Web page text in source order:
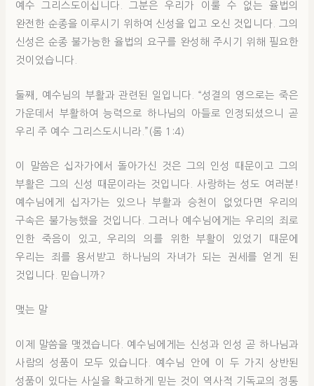
예수 그리스도이십니다. 그분은 우리가 이룰 수 없는 율법의
완전한 순종을 이루시기 위하여 신성을 입고 오신 것입니다. 그의
신성은 순종 불가능한 율법의 요구를 완성해 주시기 위해 필요한
것이었습니다.
둘째, 예수님의 부활과 관련된 일입니다. “성결의 영으로는 죽은
가운데서 부활하여 능력으로 하나님의 아들로 인정되셨으니 곧
우리 주 예수 그리스도시니라.”(롬 1:4)
이 말씀은 십자가에서 돌아가신 것은 그의 인성 때문이고 그의
부활은 그의 신성 때문이라는 것입니다. 사랑하는 성도 여러분!
예수님에게 십자가는 있으나 부활과 승천이 없었다면 우리의
구속은 불가능했을 것입니다. 그러나 예수님에게는 우리의 죄로
인한 죽음이 있고, 우리의 의를 위한 부활이 있었기 때문에
우리는 죄를 용서받고 하나님의 자녀가 되는 권세를 얻게 된
것입니다. 믿습니까?
맺는 말
이제 말씀을 맺겠습니다. 예수님에게는 신성과 인성 곧 하나님과
사람의 성품이 모두 있습니다. 예수님 안에 이 두 가지 상반된
성품이 있다는 사실을 확고하게 믿는 것이 역사적 기독교의 정통